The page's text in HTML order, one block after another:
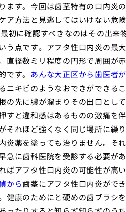
ます。今回は歯茎特有の口内炎
ア方法と見逃してはいけない危
初に確認すべきなのはその出来
う点です。アフタ性口内炎の最
直径数ミリ程度の円形で周囲が
です。 あんな大正区から歯医者
ニキビのようなおできができるこ
の先に膿が溜まりその出口とし
すと違和感はあるものの激痛を
それほど強くなく同じ場所に繰
炎薬を塗っても治りません。そ
急に歯科医院を受診する必要が
ばアフタ性口内炎の可能性が高
から歯茎にアフタ性口内炎がで
健康のためにと硬めの歯ブラシ